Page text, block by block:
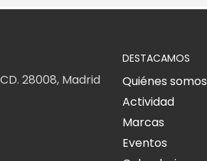
28008, Madrid
DESTACAMOS
Quiénes somos
Actividad
Marcas
Eventos